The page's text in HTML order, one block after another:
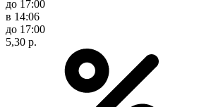
до 17:00
в 14:06
до 17:00
5,30 р.